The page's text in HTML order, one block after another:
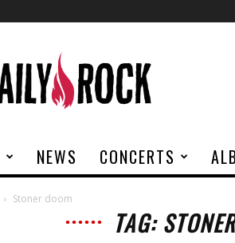
Rock
NEWS CONCERTS
Stoner doom
TAG: